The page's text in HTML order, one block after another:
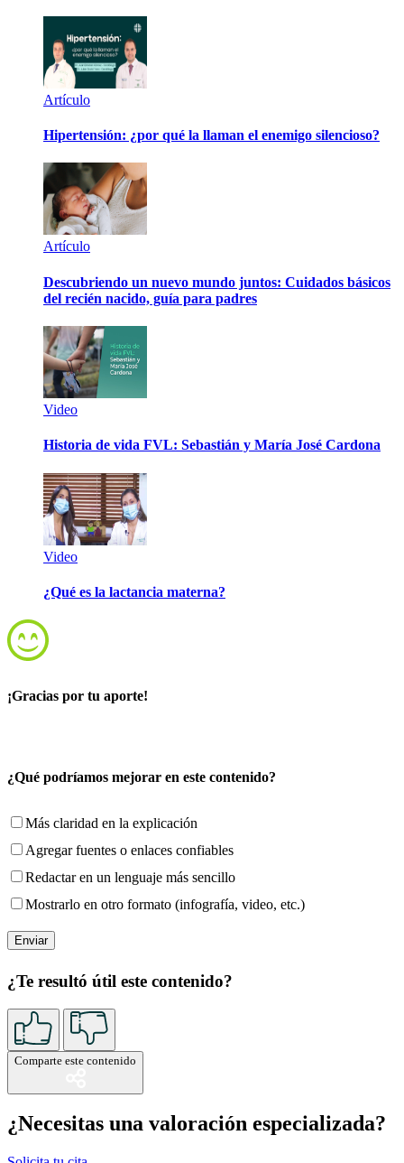
Artículo
Hipertensión: ¿por qué la llaman el enemigo silencioso?
Artículo
Descubriendo un nuevo mundo juntos: Cuidados básicos
del recién nacido, guía para padres
Video
Historia de vida FVL: Sebastián y María José Cardona
Video
¿Qué es la lactancia materna?
¡Gracias por tu aporte!
¿Qué podríamos mejorar en este contenido?
Más claridad en la explicación
Agregar fuentes o enlaces confiables
Redactar en un lenguaje más sencillo
Mostrarlo en otro formato (infografía, video, etc.)
¿Te resultó útil este contenido?
Comparte este contenido
¿Necesitas una valoración especializada?